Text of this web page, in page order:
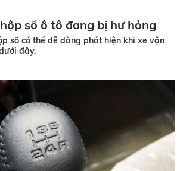
số ô tô đang bị hư hỏng
số có thể dễ dàng phát hiện khi xe vận
đây.